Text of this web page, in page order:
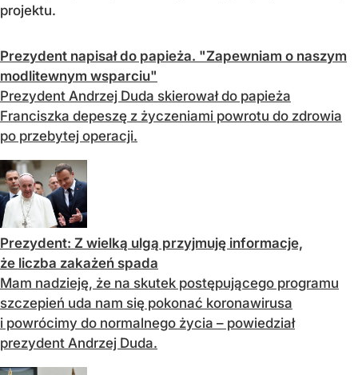
projektu.
Prezydent napisał do papieża. "Zapewniam o naszym
modlitewnym wsparciu"
Prezydent Andrzej Duda skierował do papieża
Franciszka depeszę z życzeniami powrotu do zdrowia
po przebytej operacji.
Prezydent: Z wielką ulgą przyjmuję informacje,
że liczba zakażeń spada
Mam nadzieję, że na skutek postępującego programu
szczepień uda nam się pokonać koronawirusa
i powrócimy do normalnego życia – powiedział
prezydent Andrzej Duda.